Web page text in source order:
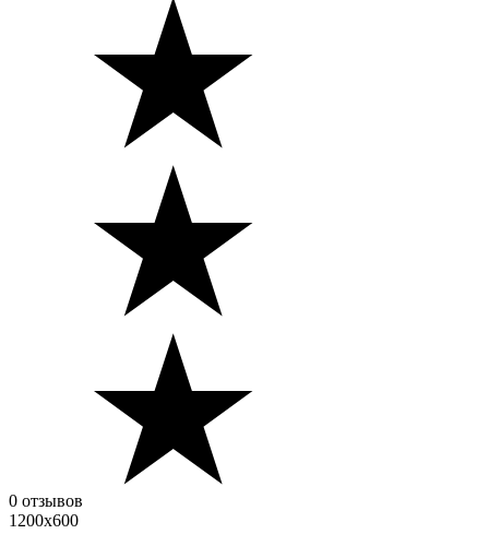
0 отзывов
1200x600